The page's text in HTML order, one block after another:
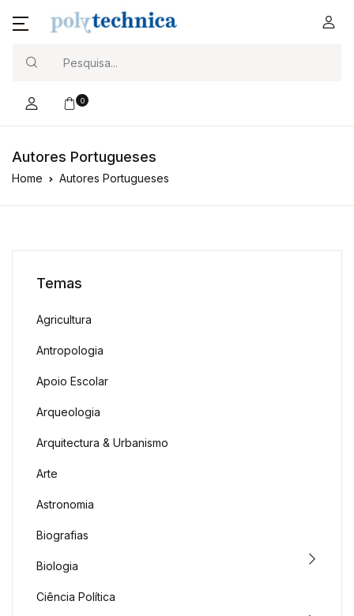
0
Autores Portugueses
Home Autores Portugueses
Temas
Agricultura
Antropologia
Apoio Escolar
Arqueologia
Arquitectura & Urbanismo
Arte
Astronomia
Biografias
Biologia
Ciência Política